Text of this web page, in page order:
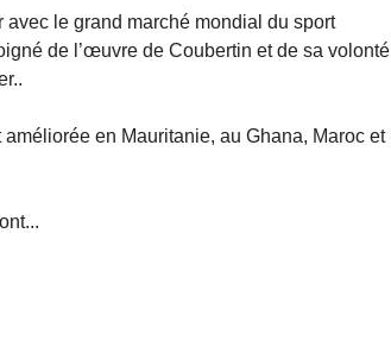
le grand marché mondial du sport
de l’œuvre de Coubertin et de sa volonté
en Mauritanie, au Ghana, Maroc et